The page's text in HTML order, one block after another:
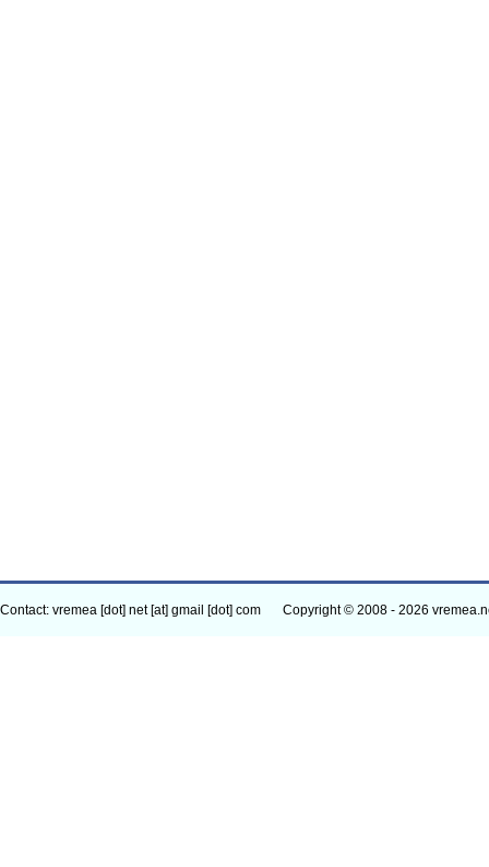
Contact: vremea [dot] net [at] gmail [dot] com Copyright © 2008 - 2026